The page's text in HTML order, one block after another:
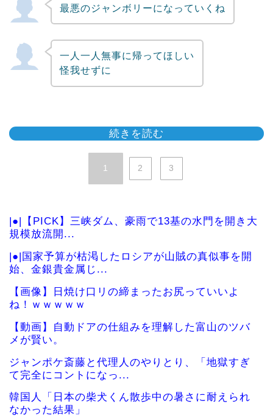
最悪のジャンボリーになっていくね
一人一人無事に帰ってほしい
怪我せずに
続きを読む
1 2 3
|●|【PICK】三峡ダム、豪雨で13基の水門を開き大
規模放流開...
|●|国家予算が枯渇したロシアが山賊の真似事を開
始、金銀貴金属じ...
【画像】日焼け口リの締まったお尻っていいよ
ね！ｗｗｗｗｗ
【動画】自動ドアの仕組みを理解した富山のツバ
メが賢い。
ジャンポケ斎藤と代理人のやりとり、「地獄すぎ
て完全にコントになっ...
韓国人「日本の柴犬くん散歩中の暑さに耐えられ
なかった結果」